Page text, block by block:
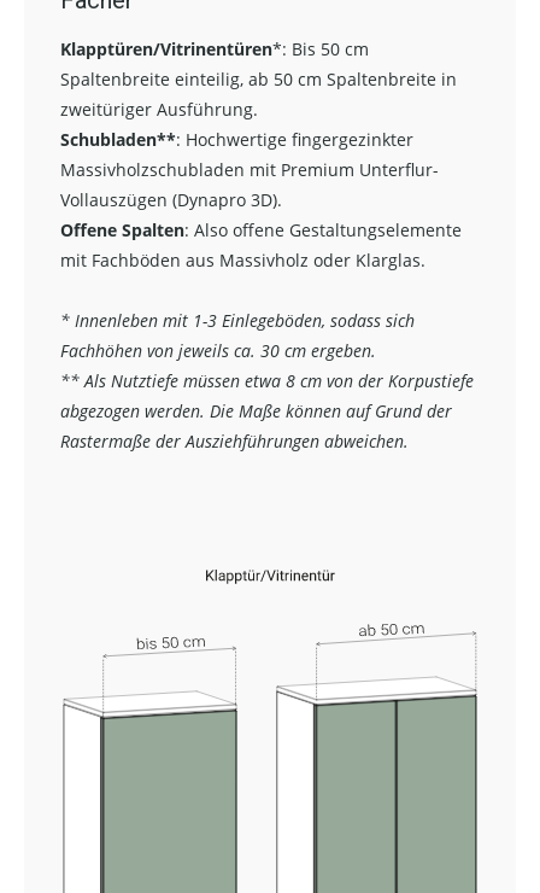
Klapptüren/Vitrinentüren*: Bis 50 cm
Spaltenbreite einteilig, ab 50 cm Spaltenbreite in
zweitüriger Ausführung.
Schubladen**: Hochwertige fingergezinkter
Massivholzschubladen mit Premium Unterflur-
Vollauszügen (Dynapro 3D).
Offene Spalten: Also offene Gestaltungselemente
mit Fachböden aus Massivholz oder Klarglas.
* Innenleben mit 1-3 Einlegeböden, sodass sich
Fachhöhen von jeweils ca. 30 cm ergeben.
** Als Nutztiefe müssen etwa 8 cm von der Korpustiefe
abgezogen werden. Die Maße können auf Grund der
Rastermaße der Ausziehführungen abweichen.